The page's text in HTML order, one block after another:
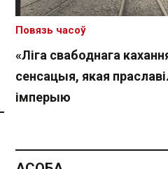
«Ліга свабоднага
сенсацыя, якая
імперыю
Повязь часоў